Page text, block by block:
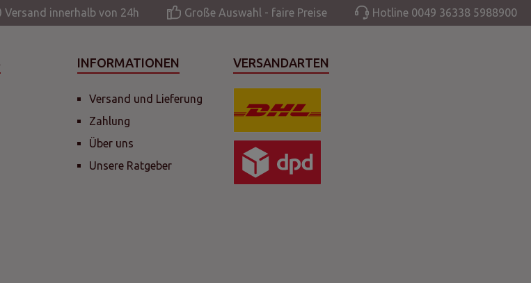
Versand innerhalb von 24h Große Auswahl - faire Preise Hotline 0049 36338 5988900
INFORMATIONEN
Versand und Lieferung
Zahlung
Über uns
Unsere Ratgeber
VERSANDARTEN